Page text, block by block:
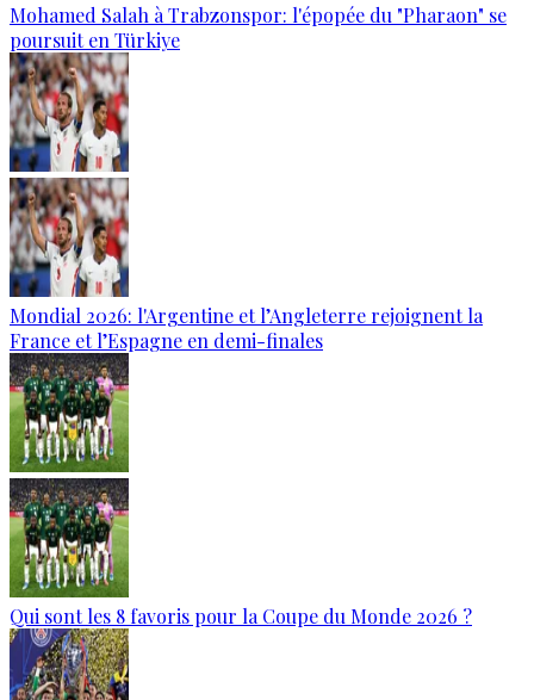
Mohamed Salah à Trabzonspor: l'épopée du "Pharaon" se
poursuit en Türkiye
Mondial 2026: l'Argentine et l’Angleterre rejoignent la
France et l’Espagne en demi-finales
Qui sont les 8 favoris pour la Coupe du Monde 2026 ?